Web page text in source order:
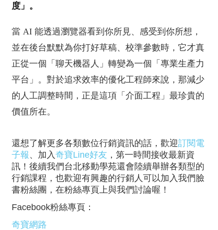
度」。
當 AI 能透過瀏覽器看到你所見、感受到你所想，
並在後台默默為你打好草稿、校準參數時，它才真
正從一個「聊天機器人」轉變為一個「專業生產力
平台」。對於追求效率的優化工程師來說，那減少
的人工調整時間，正是這項「介面工程」最珍貴的
價值所在。
還想了解更多各類數位行銷資訊的話，歡迎訂閱電
子報 、加入 奇寶Line好友 ，第一時間接收最新資
訊！後續我們台北移動學苑還會陸續舉辦各類型的
行銷課程，也歡迎有興趣的行銷人可以加入我們臉
書粉絲團，在粉絲專頁上與我們討論喔！
Facebook粉絲專頁：
奇寶網路